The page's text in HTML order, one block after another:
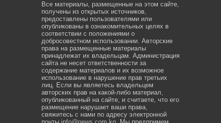
Все материалы, размещенные на этом сайте,
получены из открытых источников,
предоставлены пользователями или
опубликованы в ознакомительных целях в
соответствии с положениями о
добросовестном использовании. Авторские
права на размещенные материалы
принадлежат их владельцам. Администрация
сайта не несет ответственности за
содержание материалов и их возможное
использование в нарушение прав третьих
лиц. Если вы являетесь владельцем
авторских прав на какой-либо материал,
опубликованный на сайте, и считаете, что его
размещение нарушает ваши права,
свяжитесь с нами по адресу электронной